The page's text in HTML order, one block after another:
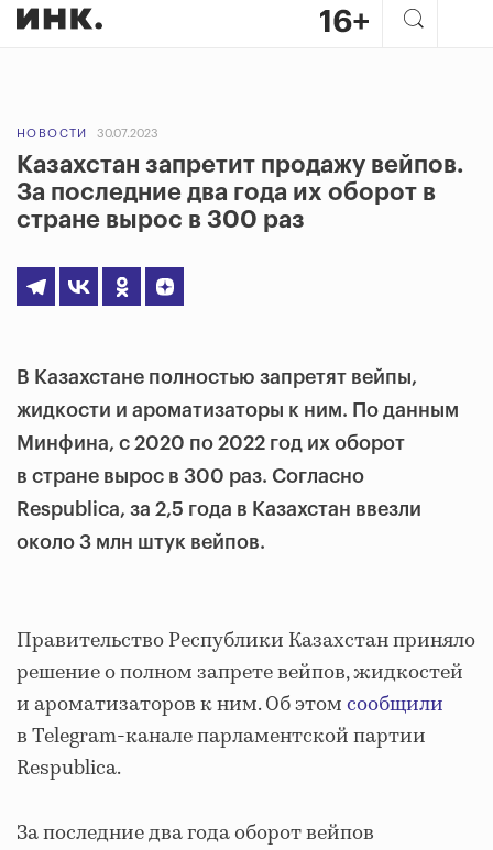
НОВОСТИ 30.07.2023
Казахстан запретит продажу вейпов.
За последние два года их оборот в
стране вырос в 300 раз
В Казахстане полностью запретят вейпы,
жидкости и ароматизаторы к ним. По данным
Минфина, с 2020 по 2022 год их оборот
в стране вырос в 300 раз. Согласно
Respublica, за 2,5 года в Казахстан ввезли
около 3 млн штук вейпов.
Правительство Республики Казахстан приняло
решение о полном запрете вейпов, жидкостей
и ароматизаторов к ним. Об этомсообщили
в Telegram-канале парламентской партии
Respublica.
За последние два года оборот вейпов